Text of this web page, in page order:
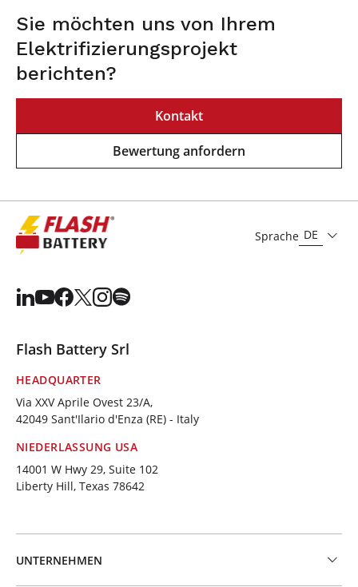
Sie möchten uns von Ihrem
Elektrifizierungsprojekt
berichten?
Kontakt
Bewertung anfordern
Sprache DE
Flash Battery Srl
HEADQUARTER
Via XXV Aprile Ovest 23/A,
42049 Sant'Ilario d'Enza (RE) - Italy
NIEDERLASSUNG USA
14001 W Hwy 29, Suite 102
Liberty Hill, Texas 78642
UNTERNEHMEN